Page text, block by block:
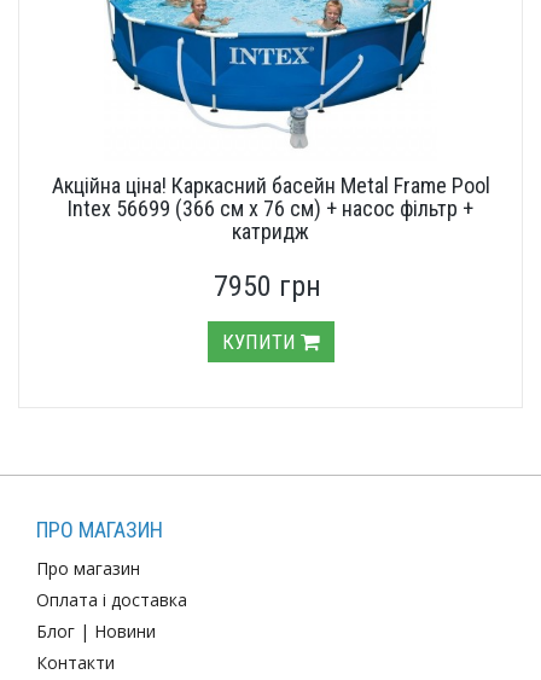
Акційна ціна! Каркасний басейн Metal Frame Pool
Intex 56699 (366 см х 76 см) + насос фільтр +
катридж
7950 грн
КУПИТИ
ПРО МАГАЗИН
Про магазин
Оплата і доставка
Блог | Новини
Контакти